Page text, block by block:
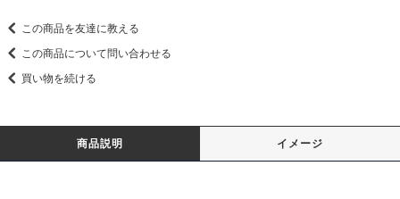
この商品を友達に教える
この商品について問い合わせる
買い物を続ける
商品説明 イメージ